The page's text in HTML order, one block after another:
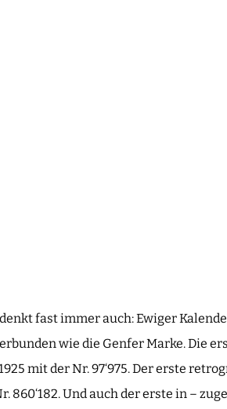
fast immer auch: Ewiger
wie die Genfer Marke. Die
mit der Nr. 97‘975. Der erste
860‘182. Und auch der erste in –